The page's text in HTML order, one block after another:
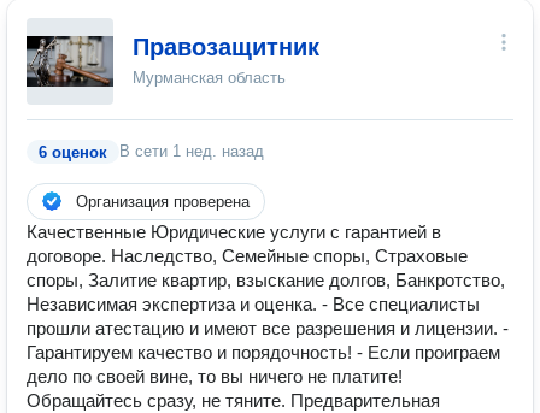
Правозащитник
Мурманская область
6 оценок В сети 1 нед. назад
Организация проверена
Качественные Юридические услуги с гарантией в
договоре. Наследство, Семейные споры, Страховые
споры, Залитие квартир, взыскание долгов, Банкротство,
Независимая экспертиза и оценка. - Все специалисты
прошли атестацию и имеют все разрешения и лицензии. -
Гарантируем качество и порядочность! - Если проиграем
дело по своей вине, то вы ничего не платите!
Обращайтесь сразу, не тяните. Предварительная